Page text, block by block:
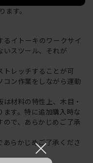
ます。
るイトーキのワークサイ
いスツール、それが
トレッチすることが可
ン作業をしながら運動
材料の特性上、木目・
す。特に追加購入時な
ので、あらかじめご了承
らかじめご了承くださ
×